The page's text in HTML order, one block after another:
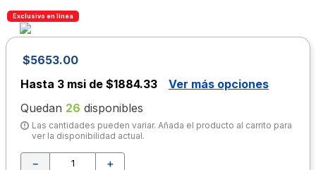
Exclusivo en línea
$5653.00
Hasta 3 msi de $1884.33
Ver más opciones
Quedan 26 disponibles
Las cantidades pueden variar. Añada el producto al carrito para
ver la disponibilidad actual.
＋
－
6.
boligrafo
7.
escolar
8.
sacapuntas
9 .
lapiz
10. escritorio